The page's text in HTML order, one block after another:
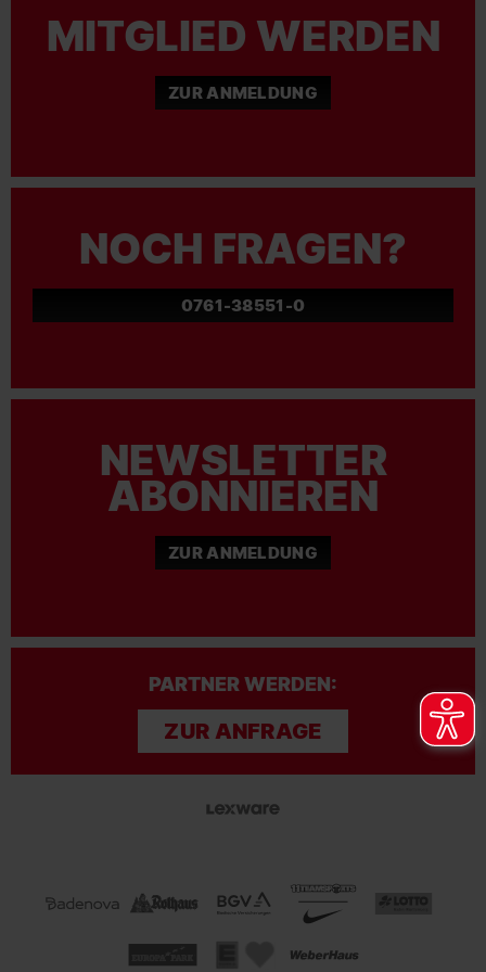
MITGLIED WERDEN
ZUR ANMELDUNG
NOCH FRAGEN?
0761-38551-0
NEWSLETTER
ABONNIEREN
ZUR ANMELDUNG
PARTNER WERDEN:
ZUR ANFRAGE